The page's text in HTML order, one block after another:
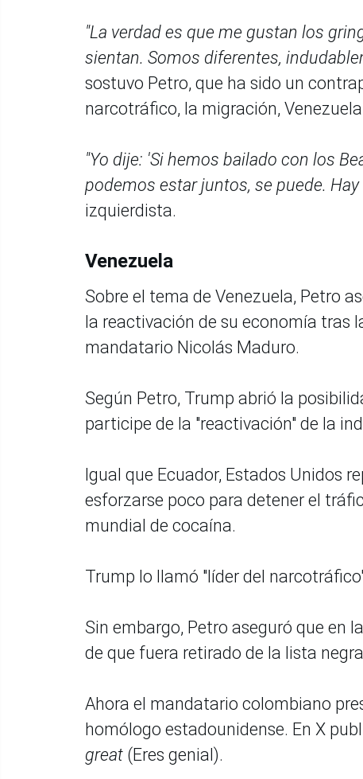
"La verdad es que me gustan los
sientan. Somos diferentes,
sostuvo Petro, que ha sido un
narcotráfico, la migración,
"Yo dije: 'Si hemos bailado con los
podemos estar juntos, se puede.
izquierdista.
Venezuela
Sobre el tema de Venezuela, Petro
la reactivación de su economía tras
mandatario Nicolás Maduro.
Según Petro, Trump abrió la
participe de la "reactivación" de la
Igual que Ecuador, Estados Unidos
esforzarse poco para detener el
mundial de cocaína.
Trump lo llamó "líder del
Sin embargo, Petro aseguró que en
de que fuera retirado de la lista
Ahora el mandatario colombiano
homólogo estadounidense. En X
great (Eres genial).